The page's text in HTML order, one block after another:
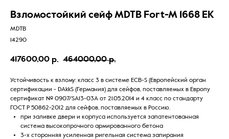
Взломостойкий сейф MDTB Fort-M 1668 EK
MDTB
14290
417600,00 р. 464000,00 р.
Устойчивость к взлому: класс 3 в системе ECB-S (Европейский орган
сертификации - DAkkS (Германия) для сейфов, поставляемых в Европу
сертификат № 0907/SA13-03А от 21.05.2014 и 4 класс по стандарту
ГОСТ Р 50862-2012 для сейфов, поставляемых в Россию.
при заливке двери и корпуса используется запатентованная
система высокопрочного армированного бетона
3-х сторонняя усиленная ригельная система запирания